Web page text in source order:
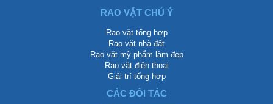
RAO VẶT CHÚ Ý
Rao vặt tổng hợp
Rao vặt nhà đất
Rao vặt mỹ phẩm làm đẹp
Rao vặt điện thoại
Giải trí tổng hợp
CÁC ĐỐI TÁC